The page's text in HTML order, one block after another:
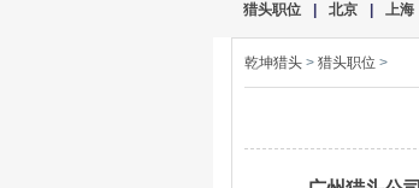
猎头职位 北京 上海
乾坤猎头 > 猎头职位 >